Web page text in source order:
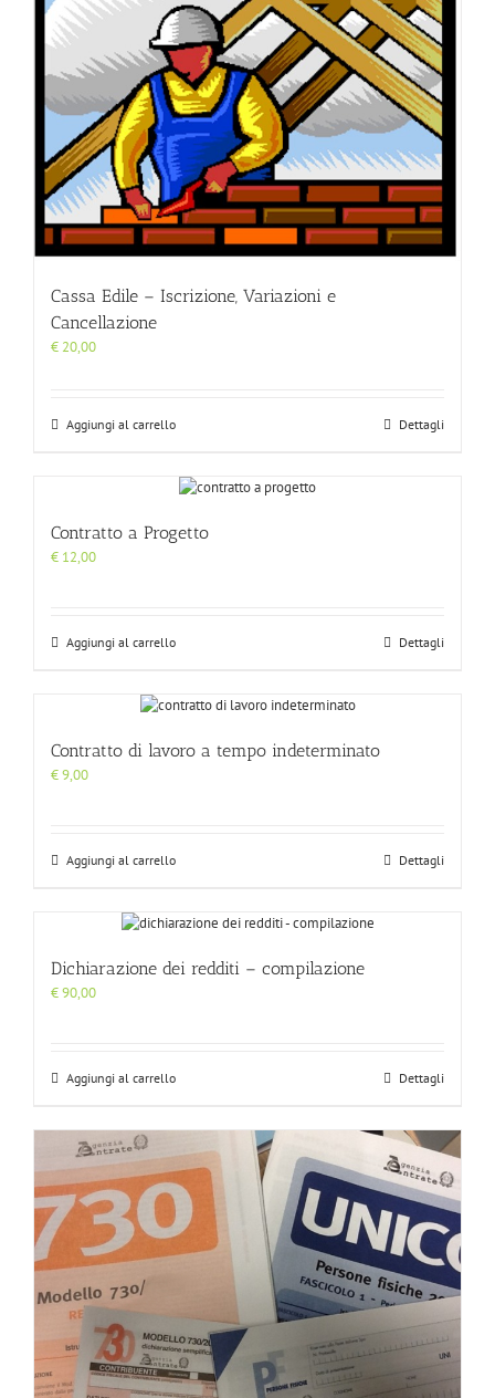
Cassa Edile – Iscrizione, Variazioni e
Cancellazione
€ 20,00
Aggiungi al carrello Dettagli
Contratto a Progetto
€ 12,00
Aggiungi al carrello Dettagli
Contratto di lavoro a tempo indeterminato
€9,00
Aggiungi al carrello Dettagli
Dichiarazione dei redditi – compilazione
€90,00
Aggiungi al carrello Dettagli